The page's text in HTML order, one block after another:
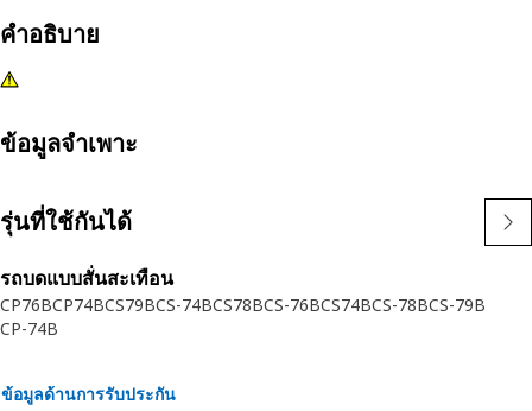
คำอธิบาย
ข้อมูลจำเพาะ
รุ่นที่ใช้กันได้
รถบดแบบสั่นสะเทือน
CP76BCP74BCS79BCS-74BCS78BCS-76BCS74BCS-78BCS-79B
CP-74B
ข้อมูลด้านการรับประกัน